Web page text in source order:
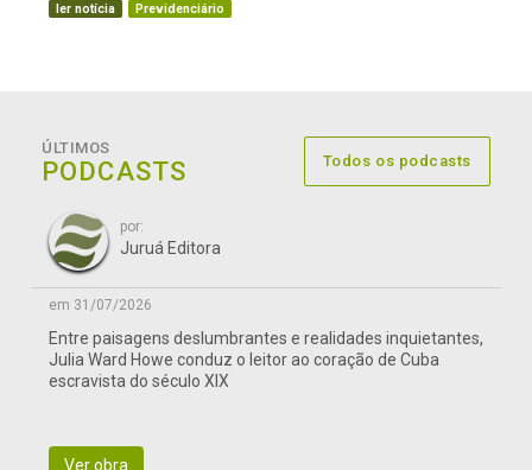
ler notícia Previdenciário
ÚLTIMOS
PODCASTS Todos os podcasts
por:
Juruá Editora
em 31/07/2026
Entre paisagens deslumbrantes e realidades inquietantes,
Julia Ward Howe conduz o leitor ao coração de Cuba
escravista do século XIX
Ver obra